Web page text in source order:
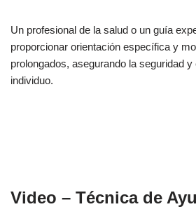
Un profesional de la salud o un guía
proporcionar orientación específica y
prolongados, asegurando la seguridad y
individuo.
Video – Técnica de